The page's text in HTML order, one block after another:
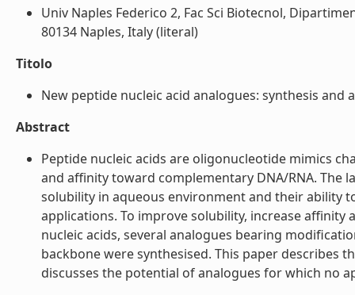
Univ Naples Federico 2, Fac Sci Biotecnol,
80134 Naples, Italy (literal)
Titolo
New peptide nucleic acid analogues: synthesis and
Abstract
Peptide nucleic acids are oligonucleotide mimics
and affinity toward complementary DNA/RNA. The
solubility in aqueous environment and their ability
applications. To improve solubility, increase
nucleic acids, several analogues bearing
backbone were synthesised. This paper describes
discusses the potential of analogues for which no